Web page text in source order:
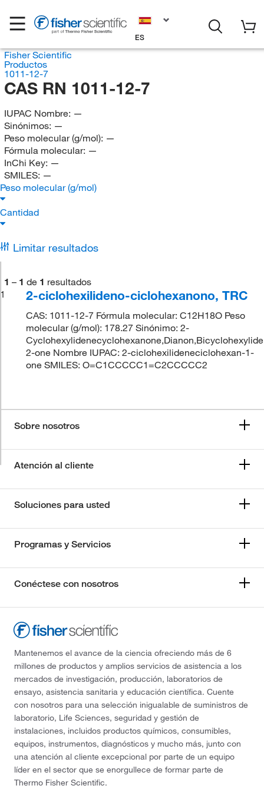
ES
Fisher Scientific
Productos
1011-12-7
CAS RN 1011-12-7
IUPAC Nombre: —
Sinónimos: —
Peso molecular (g/mol): —
Fórmula molecular: —
InChi Key: —
SMILES: —
Peso molecular (g/mol)
Cantidad
Limitar resultados
1 – 1 de 1 resultados
1
2-ciclohexilideno-ciclohexanono, TRC
CAS: 1011-12-7 Fórmula molecular: C12H18O Peso
molecular (g/mol): 178.27 Sinónimo: 2-
2-one Nombre IUPAC: 2-ciclohexilideneciclohexan-1-
one SMILES: O=C1CCCCC1=C2CCCCC2
Sobre nosotros
Atención al cliente
Soluciones para usted
Programas y Servicios
Conéctese con nosotros
Mantenemos el avance de la ciencia ofreciendo más de 6
millones de productos y amplios servicios de asistencia a los
mercados de investigación, producción, laboratorios de
ensayo, asistencia sanitaria y educación científica. Cuente
con nosotros para una selección inigualable de suministros de
laboratorio, Life Sciences, seguridad y gestión de
instalaciones, incluidos productos químicos, consumibles,
equipos, instrumentos, diagnósticos y mucho más, junto con
una atención al cliente excepcional por parte de un equipo
líder en el sector que se enorgullece de formar parte de
Thermo Fisher Scientific.